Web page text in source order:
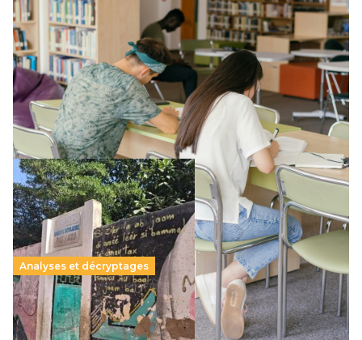
Supérieur privé : une dérive qui met à mal la
promesse républicaine
11 juillet 2026-
Le projet de loi sur la régulation de l’enseignement
supérieur privé met en lumière l’amplification d’un système
qui relègue l’acte pédagogique au superfétatoire, voire à…
Lire la suite →
Analyses et décryptages
258 millions d’enfants victimes de la guerre, des
chocs climatiques et des déplacements de